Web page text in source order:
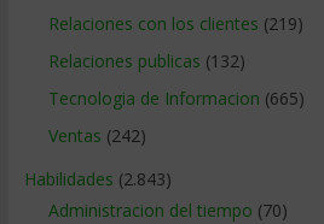
Relaciones con los clientes (219)
Relaciones publicas (132)
Tecnologia de Informacion (665)
Ventas (242)
Habilidades (2.843)
Administracion del tiempo (70)